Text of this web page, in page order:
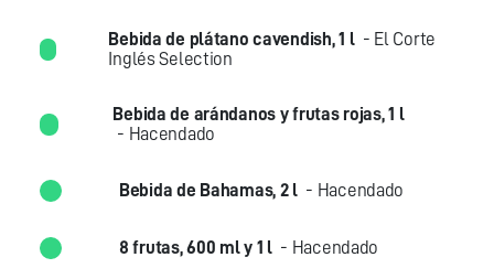
Bebida de plátano cavendish, 1 l - El Corte
Inglés Selection
Bebida de arándanos y frutas rojas, 1 l
- Hacendado
Bebida de Bahamas, 2 l - Hacendado
8 frutas, 600 ml y 1 l - Hacendado